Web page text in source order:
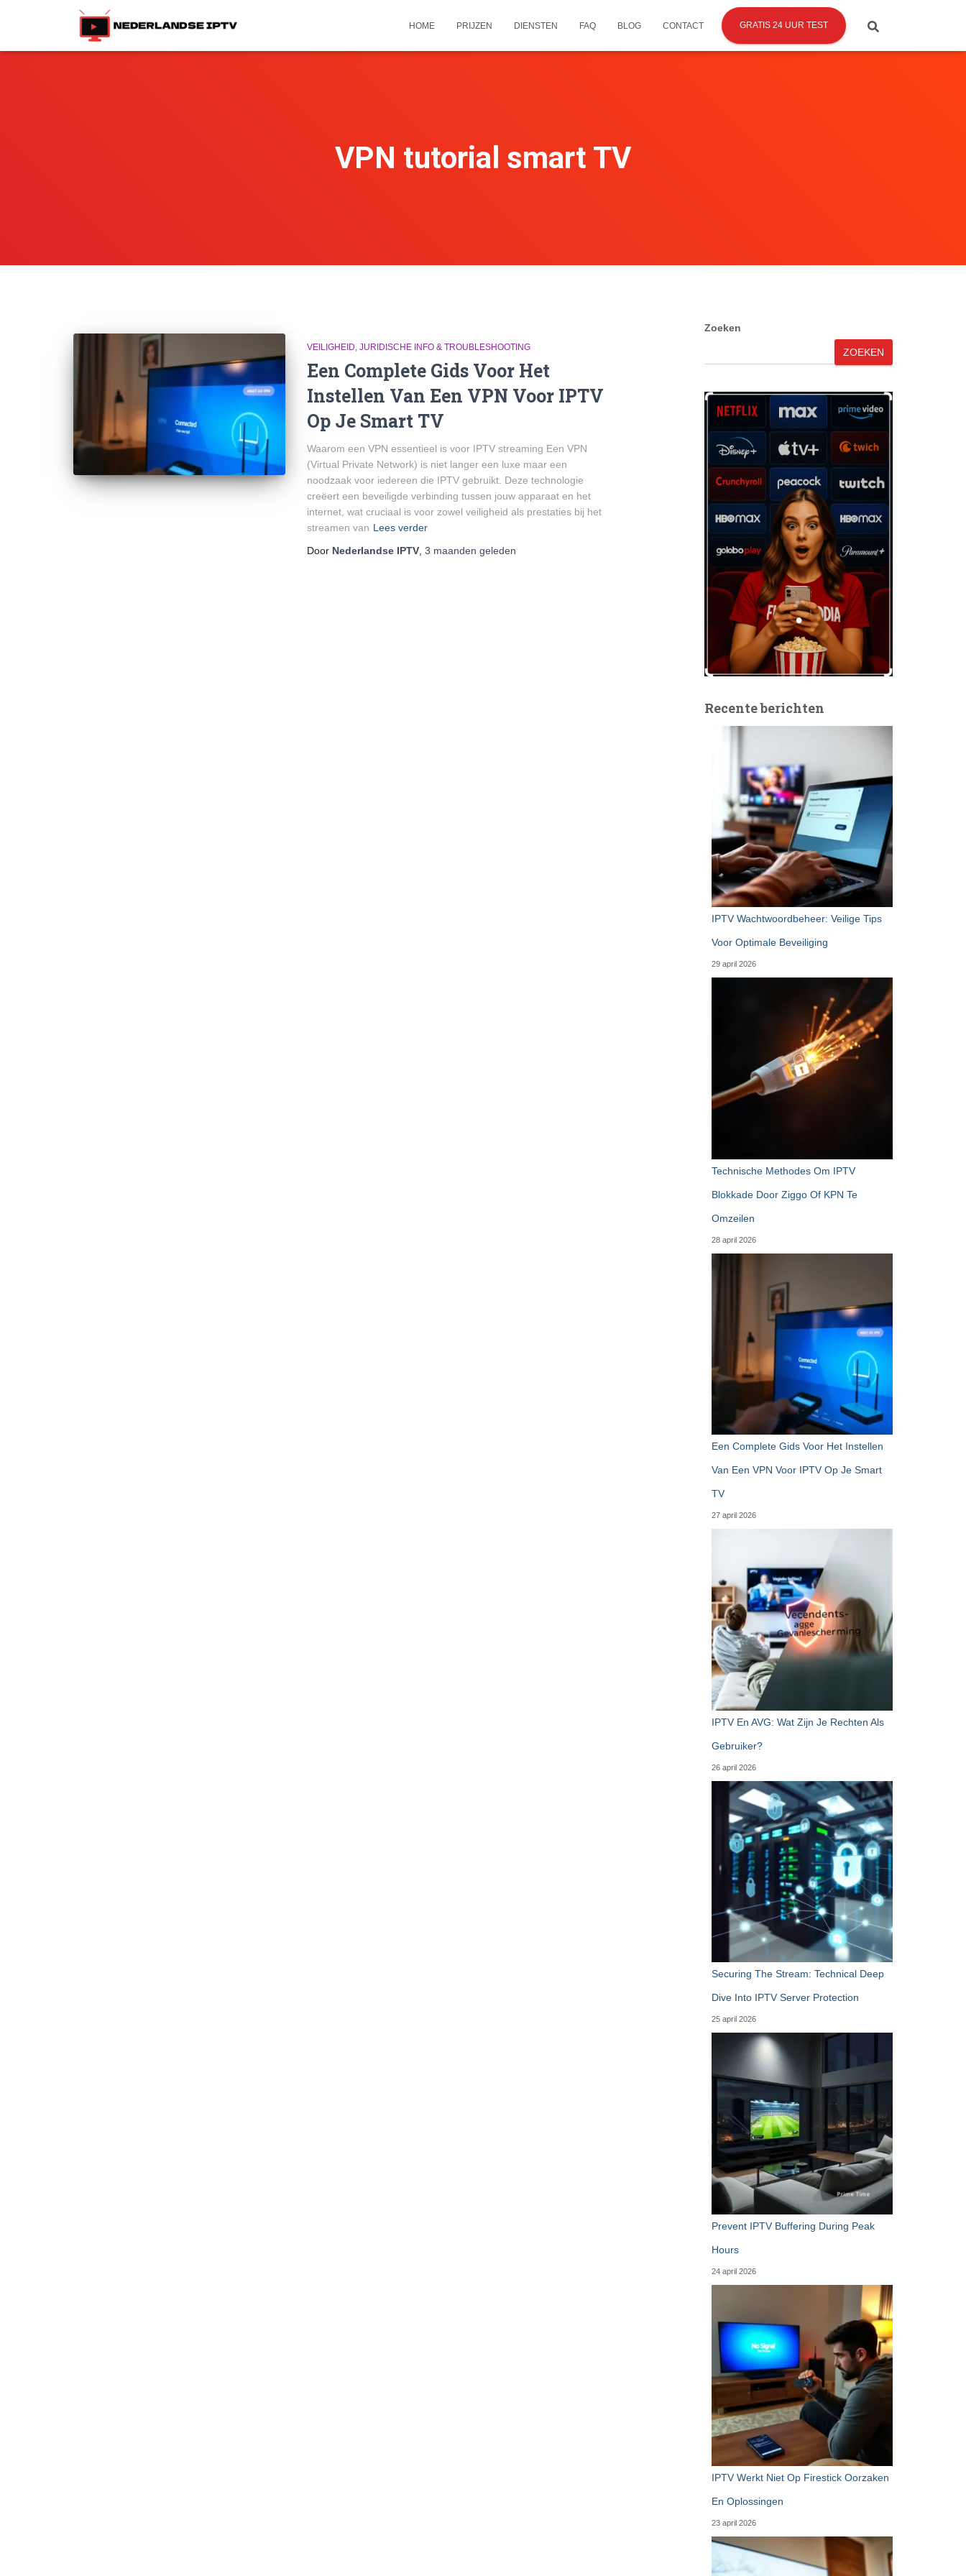
HOME PRIJZEN DIENSTEN FAQ BLOG CONTACT GRATIS 24 UUR TEST
VPN tutorial smart TV
VEILIGHEID, JURIDISCHE INFO & TROUBLESHOOTING
Een Complete Gids Voor Het
Instellen Van Een VPN Voor IPTV
Op Je Smart TV
Waarom een VPN essentieel is voor IPTV streaming Een VPN
(Virtual Private Network) is niet langer een luxe maar een
noodzaak voor iedereen die IPTV gebruikt. Deze technologie
creëert een beveiligde verbinding tussen jouw apparaat en het
internet, wat cruciaal is voor zowel veiligheid als prestaties bij het
streamen van Lees verder
Door Nederlandse IPTV 3 maanden geleden
Zoeken
ZOEKEN
Recente berichten
IPTV Wachtwoordbeheer: Veilige Tips
Voor Optimale Beveiliging
29 april 2026
Technische Methodes Om IPTV
Blokkade Door Ziggo Of KPN Te
Omzeilen
28 april 2026
Een Complete Gids Voor Het Instellen
Van Een VPN Voor IPTV Op Je Smart
TV
27 april 2026
IPTV En AVG: Wat Zijn Je Rechten Als
Gebruiker?
26 april 2026
Securing The Stream: Technical Deep
Dive Into IPTV Server Protection
25 april 2026
Prevent IPTV Buffering During Peak
Hours
24 april 2026
IPTV Werkt Niet Op Firestick Oorzaken
En Oplossingen
23 april 2026